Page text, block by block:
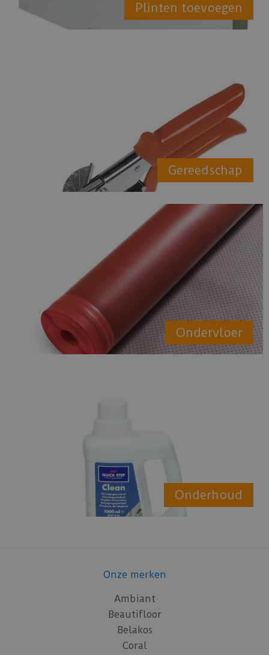
Plinten toevoegen
Gereedschap
Ondervloer
Onderhoud
Onze merken
Ambiant
Beautifloor
Belakos
Coral